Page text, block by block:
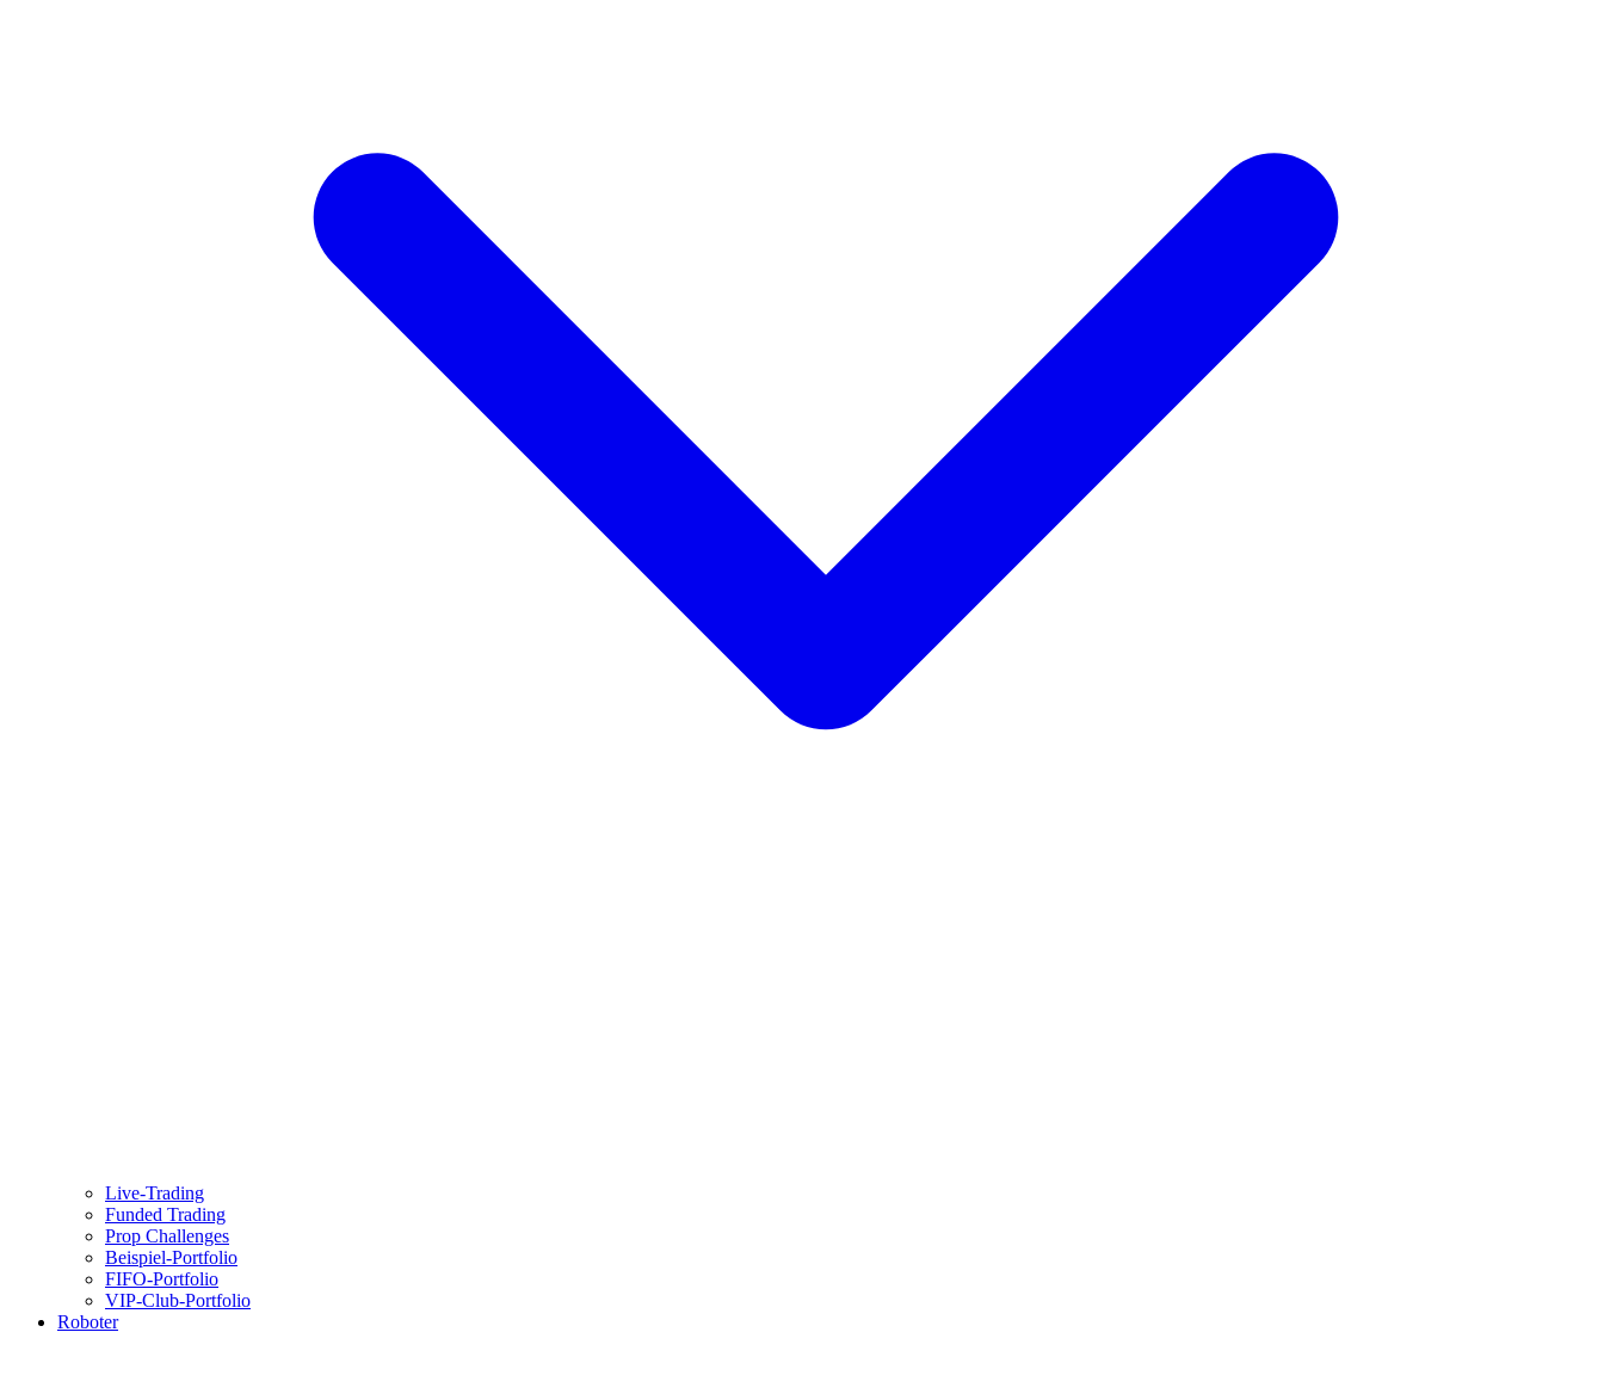
Live-Trading
Funded Trading
Prop Challenges
Beispiel-Portfolio
FIFO-Portfolio
VIP-Club-Portfolio
Roboter